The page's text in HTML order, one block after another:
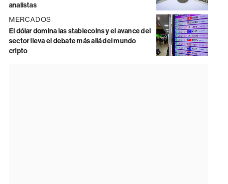
analistas
MERCADOS
El dólar domina las stablecoins y el avance del
sector lleva el debate más allá del mundo
cripto